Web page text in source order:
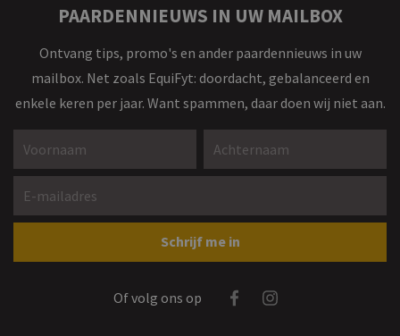
PAARDENNIEUWS IN UW MAILBOX
Ontvang tips, promo's en ander paardennieuws in uw
mailbox. Net zoals EquiFyt: doordacht, gebalanceerd en
enkele keren per jaar. Want spammen, daar doen wij niet aan.
Voornaam *
Achternaam *
E-mailadres *
Gelieve dit veld leeg te laten
Schrijf me in
Of volg ons op Facebook